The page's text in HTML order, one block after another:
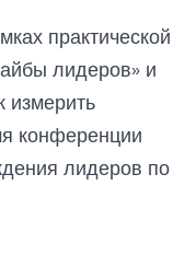
практической
лидеров» и
измерить
конференции
лидеров по